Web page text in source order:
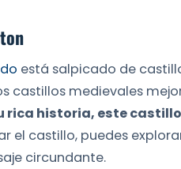
está salpicado de
castillos medievales
historia, este
el castillo, puedes
circundante.